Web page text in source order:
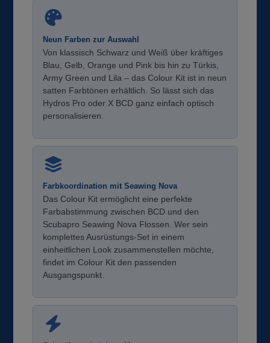
Neun Farben zur Auswahl
Von klassisch Schwarz und Weiß über kräftiges
Blau, Gelb, Orange und Pink bis hin zu Türkis,
Army Green und Lila – das Colour Kit ist in neun
satten Farbtönen erhältlich. So lässt sich das
Hydros Pro oder X BCD ganz einfach optisch
personalisieren.
Farbkoordination mit Seawing Nova
Das Colour Kit ermöglicht eine perfekte
Farbabstimmung zwischen BCD und den
Scubapro Seawing Nova Flossen. Wer sein
komplettes Ausrüstungs-Set in einem
einheitlichen Look zusammenstellen möchte,
findet im Colour Kit den passenden
Ausgangspunkt.